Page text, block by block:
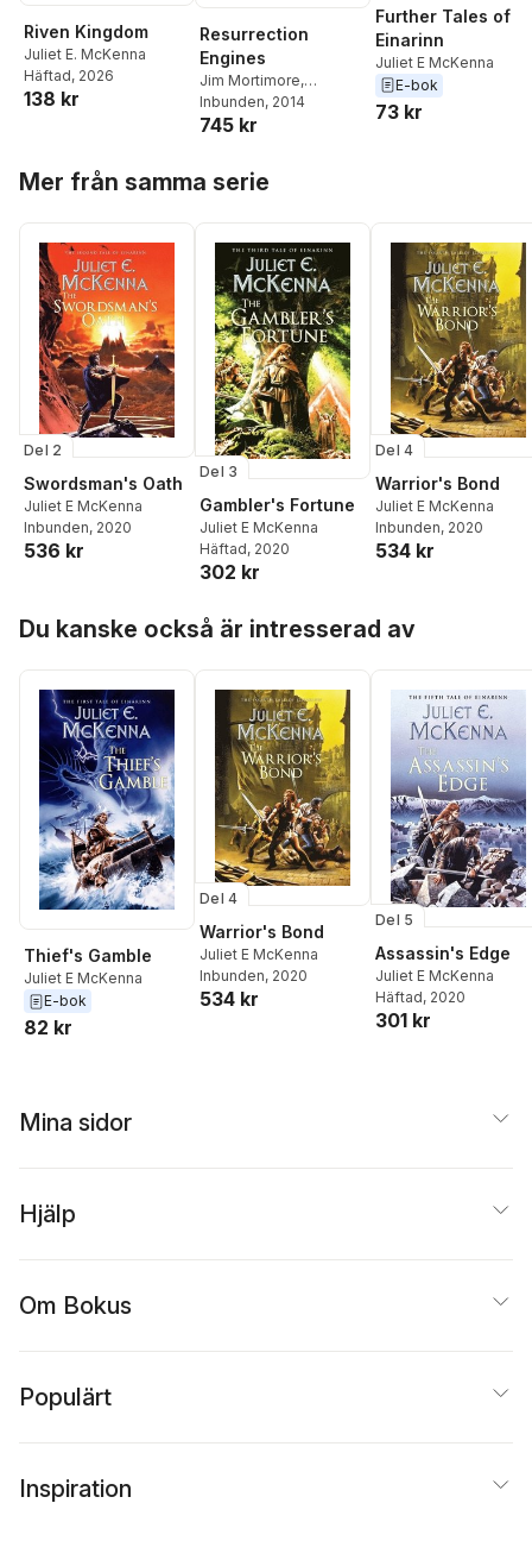
Riven Kingdom
Juliet E. McKenna
Häftad, 2026
138 kr
Resurrection
Engines
Jim Mortimore,
Jonathan Green
Palmer,Paul Magrs
Littlewood
McKenna
Pollock,Cavan Scott
Alan K Baker, Brian
Herbert,Bruce Taylor,
Adam Roberts,Scott
Harrison
Inbunden, 2014
745 kr
Further Tales of
Einarinn
Juliet E McKenna
E-bok
73 kr
Mer från samma serie
Del 2
Swordsman's Oath
Juliet E McKenna
Inbunden, 2020
536 kr
Del 3
Gambler's Fortune
Juliet E McKenna
Häftad, 2020
302 kr
Del 4
Warrior's Bond
Juliet E McKenna
Inbunden, 2020
534 kr
Du kanske också är intresserad av
Thief's Gamble
Juliet E McKenna
E-bok
82 kr
Del 4
Warrior's Bond
Juliet E McKenna
Inbunden, 2020
534 kr
Del 5
Assassin's Edge
Juliet E McKenna
Häftad, 2020
301 kr
Mina sidor
Hjälp
Om Bokus
Populärt
Inspiration